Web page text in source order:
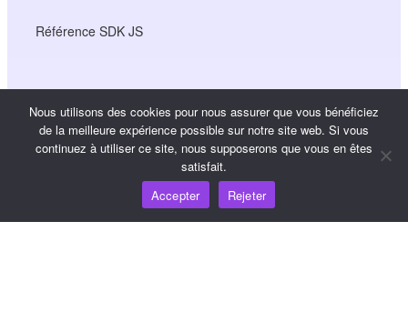
Référence SDK JS
Carrefour de connaissances
Nous utilisons des cookies pour nous assurer que vous bénéficiez
de la meilleure expérience possible sur notre site web. Si vous
continuez à utiliser ce site, nous supposerons que vous en êtes
satisfait.
Accepter
Rejeter